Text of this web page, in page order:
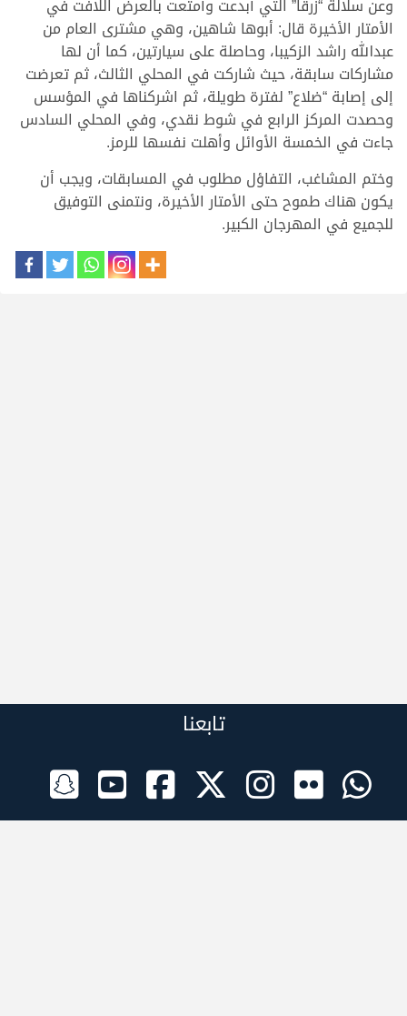
وعن سلالة “زرقا” التي أبدعت وأمتعت بالعرض اللافت في
الأمتار الأخيرة قال: أبوها شاهين، وهي مشترى العام من
عبدالله راشد الزكيبا، وحاصلة على سيارتين، كما أن لها
مشاركات سابقة، حيث شاركت في المحلي الثالث، ثم تعرضت
إلى إصابة “ضلاع” لفترة طويلة، ثم اشركناها في المؤسس
وحصدت المركز الرابع في شوط نقدي، وفي المحلي السادس
جاءت في الخمسة الأوائل وأهلت نفسها للرمز.
وختم المشاغب، التفاؤل مطلوب في المسابقات، ويجب أن
يكون هناك طموح حتى الأمتار الأخيرة، ونتمنى التوفيق
للجميع في المهرجان الكبير.
تابعنا